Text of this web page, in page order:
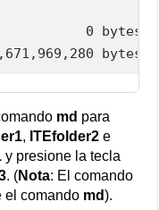
0 bytes
bytes
md para
, ITEfolder2 e
y presione la tecla
. (Nota: El comando
el comando md).